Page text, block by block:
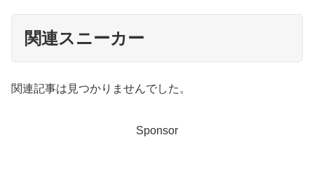
関連スニーカー
関連記事は見つかりませんでした。
Sponsor